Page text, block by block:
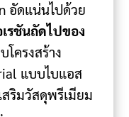
อัดแน่นไปด้วย
เรชันถัดไปของ
ครงสร้าง
แบบไบแอส
สริมวัสดุพรีเมียม